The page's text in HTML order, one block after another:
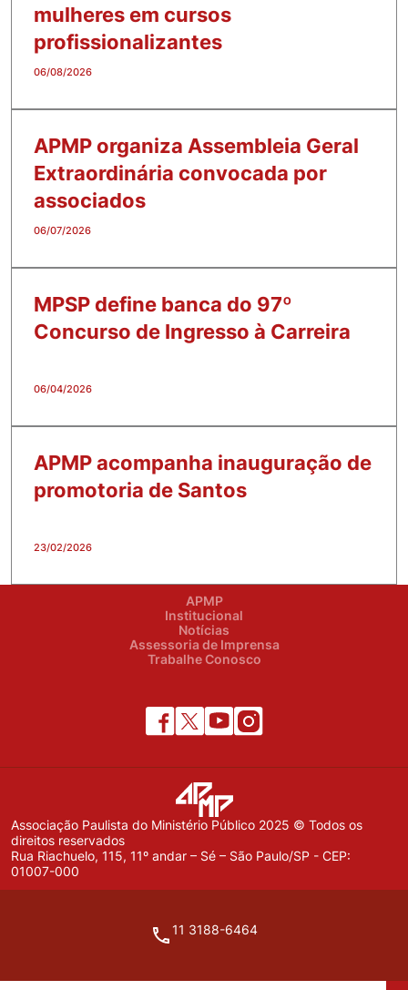
mulheres em cursos
profissionalizantes
06/08/2026
APMP organiza Assembleia Geral
Extraordinária convocada por
associados
06/07/2026
MPSP define banca do 97º
Concurso de Ingresso à Carreira
06/04/2026
APMP acompanha inauguração de
promotoria de Santos
23/02/2026
APMP
Institucional
Notícias
Assessoria de Imprensa
Trabalhe Conosco
Associação Paulista do Ministério Público 2025 © Todos os
direitos reservados
Rua Riachuelo, 115, 11º andar – Sé – São Paulo/SP - CEP:
01007-000
11 3188-6464